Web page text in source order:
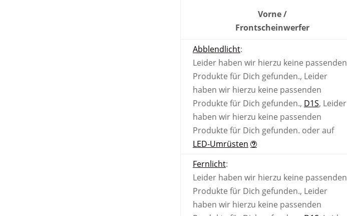
Vorne /
Front­scheinwerfer
Abblendlicht:
Leider haben wir hierzu keine passenden
Produkte für Dich gefunden., Leider
haben wir hierzu keine passenden
Produkte für Dich gefunden., D1S, Leider
haben wir hierzu keine passenden
Produkte für Dich gefunden. oder auf
LED-Umrüsten
Fernlicht:
Leider haben wir hierzu keine passenden
Produkte für Dich gefunden., Leider
haben wir hierzu keine passenden